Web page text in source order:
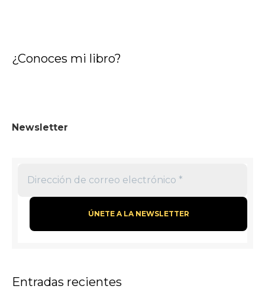
¿Conoces mi libro?
Newsletter
Entradas recientes